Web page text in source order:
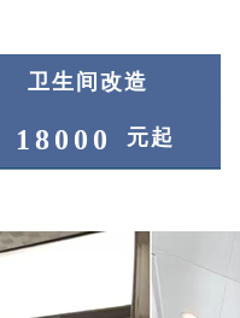
卫生间改造
18000 元起